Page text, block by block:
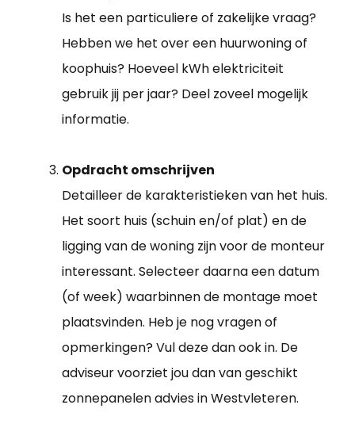
Is het een particuliere of zakelijke vraag?
Hebben we het over een huurwoning of
koophuis? Hoeveel kWh elektriciteit
gebruik jij per jaar? Deel zoveel mogelijk
informatie.
Opdracht omschrijven
Detailleer de karakteristieken van het huis.
Het soort huis (schuin en/of plat) en de
ligging van de woning zijn voor de monteur
interessant. Selecteer daarna een datum
(of week) waarbinnen de montage moet
plaatsvinden. Heb je nog vragen of
opmerkingen? Vul deze dan ook in. De
adviseur voorziet jou dan van geschikt
zonnepanelen advies in Westvleteren.